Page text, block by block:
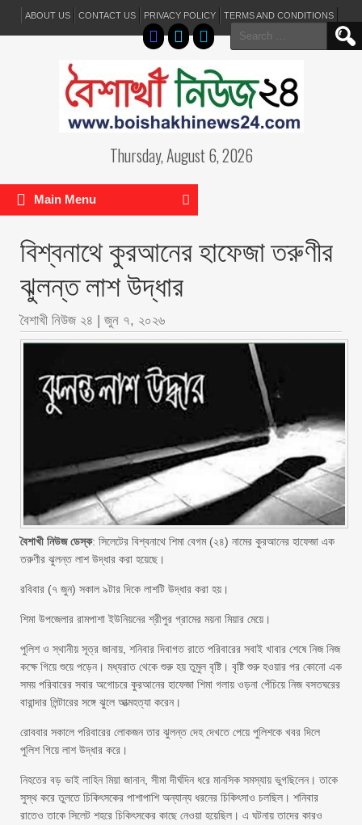
ABOUT US CONTACT US PRIVACY POLICY TERMS AND CONDITIONS
Search
for:
Thursday, August 6, 2026
Main Menu
বিশ্বনাথে কুরআনের হাফেজা তরুণীর
ঝুলন্ত লাশ উদ্ধার
বৈশাখী নিউজ ২৪ | জুন ৭, ২০২৬
বৈশাখী নিউজ ডেস্ক: সিলেটের বিশ্বনাথে শিমা বেগম (২৪) নামের কুরআনের হাফেজা এক
তরুণীর ঝুলন্ত লাশ উদ্ধার করা হয়েছে।
রবিবার (৭ জুন) সকাল ৯টার দিকে লাশটি উদ্ধার করা হয়।
শিমা উপজেলার রামপাশা ইউনিয়নের শ্রীপুর গ্রামের ময়না মিয়ার মেয়ে।
পুলিশ ও স্থানীয় সূত্র জানায়, শনিবার দিবাগত রাতে পরিবারের সবাই খাবার শেষে নিজ নিজ
কক্ষে গিয়ে শুয়ে পড়েন। মধ্যরাত থেকে শুরু হয় তুমুল বৃষ্টি। বৃষ্টি শুরু হওয়ার পর কোনো এক
সময় পরিবারের সবার অগোচরে কুরআনের হাফেজা শিমা গলায় ওড়না পেঁচিয়ে নিজ বসতঘরের
বারান্দার লিন্টারের সঙ্গে ঝুলে আত্মহত্যা করেন।
রোববার সকালে পরিবারের লোকজন তার ঝুলন্ত দেহ দেখতে পেয়ে পুলিশকে খবর দিলে
পুলিশ গিয়ে লাশ উদ্ধার করে।
নিহতের বড় ভাই লাহিন মিয়া জানান, সীমা দীর্ঘদিন ধরে মানসিক সমস্যায় ভুগছিলেন। তাকে
সুস্থ করে তুলতে চিকিৎসকের পাশাপাশি অন্যান্য ধরনের চিকিৎসাও চলছিল। শনিবার
রাতেও তাকে সিলেট শহরে চিকিৎসকের কাছে নেওয়া হয়েছিল। এ ঘটনায় তাদের কারও